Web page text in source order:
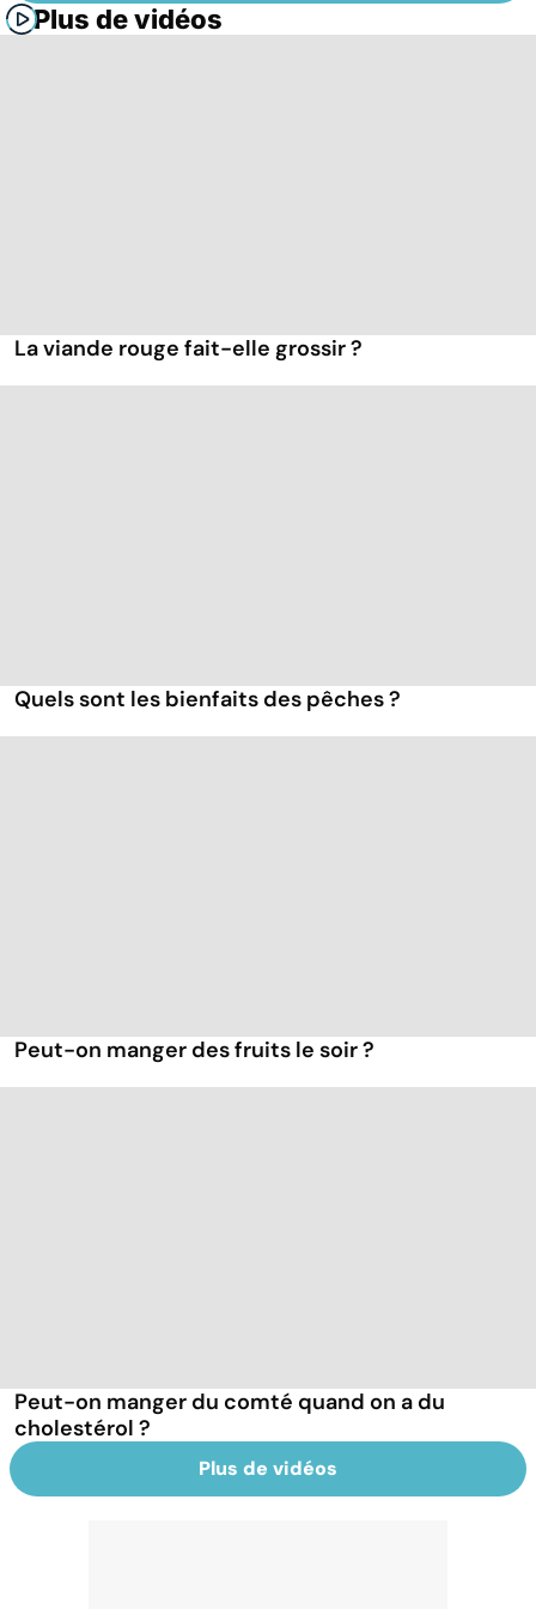
Plus de vidéos
La viande rouge fait-elle grossir ?
Quels sont les bienfaits des pêches ?
Peut-on manger des fruits le soir ?
Peut-on manger du comté quand on a du
cholestérol ?
Plus de vidéos